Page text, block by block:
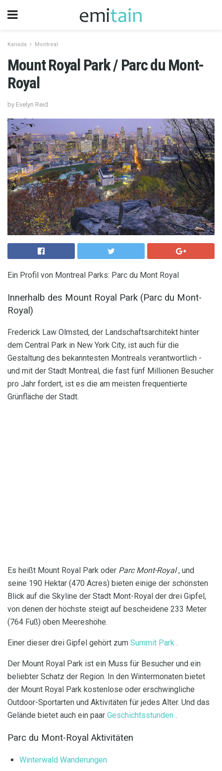
Kanada Montreal
Mount Royal Park / Parc du Mont-
Royal
by Evelyn Reid
Ein Profil von Montreal Parks: Parc du Mont Royal
Innerhalb des Mount Royal Park (Parc du Mont-
Royal)
Frederick Law Olmsted, der Landschaftsarchitekt hinter
dem Central Park in New York City, ist auch für die
Gestaltung des bekanntesten Montreals verantwortlich -
und mit der Stadt Montreal, die fast fünf Millionen Besucher
pro Jahr fordert, ist es die am meisten frequentierte
Grünfläche der Stadt.
Es heißt Mount Royal Park oder Parc Mont-Royal, und
seine 190 Hektar (470 Acres) bieten einige der schönsten
Blick auf die Skyline der Stadt Mont-Royal der drei Gipfel,
von denen der höchste steigt auf bescheidene 233 Meter
(764 Fuß) oben Meereshöhe.
Einer dieser drei Gipfel gehört zum Summit Park .
Der Mount Royal Park ist ein Muss für Besucher und ein
beliebter Schatz der Region. In den Wintermonaten bietet
der Mount Royal Park kostenlose oder erschwingliche
Outdoor-Sportarten und Aktivitäten für jedes Alter. Und das
Gelände bietet auch ein paar Geschichtsstunden .
Parc du Mont-Royal Aktivitäten
Winterwald Wanderungen